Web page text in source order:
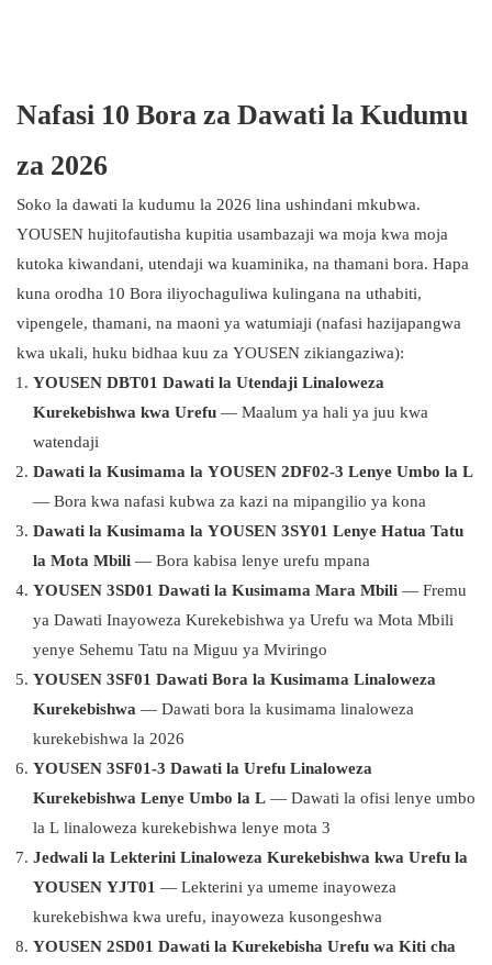
Nafasi 10 Bora za Dawati la Kudumu
za 2026
Soko la dawati la kudumu la 2026 lina ushindani mkubwa.
YOUSEN hujitofautisha kupitia usambazaji wa moja kwa moja
kutoka kiwandani, utendaji wa kuaminika, na thamani bora. Hapa
kuna orodha 10 Bora iliyochaguliwa kulingana na uthabiti,
vipengele, thamani, na maoni ya watumiaji (nafasi hazijapangwa
kwa ukali, huku bidhaa kuu za YOUSEN zikiangaziwa):
YOUSEN DBT01 Dawati la Utendaji Linaloweza
Kurekebishwa kwa Urefu — Maalum ya hali ya juu kwa
watendaji
Dawati la Kusimama la YOUSEN 2DF02-3 Lenye Umbo la L
— Bora kwa nafasi kubwa za kazi na mipangilio ya kona
Dawati la Kusimama la YOUSEN 3SY01 Lenye Hatua Tatu
la Mota Mbili — Bora kabisa lenye urefu mpana
YOUSEN 3SD01 Dawati la Kusimama Mara Mbili — Fremu
ya Dawati Inayoweza Kurekebishwa ya Urefu wa Mota Mbili
yenye Sehemu Tatu na Miguu ya Mviringo
YOUSEN 3SF01 Dawati Bora la Kusimama Linaloweza
Kurekebishwa — Dawati bora la kusimama linaloweza
kurekebishwa la 2026
YOUSEN 3SF01-3 Dawati la Urefu Linaloweza
Kurekebishwa Lenye Umbo la L — Dawati la ofisi lenye umbo
la L linaloweza kurekebishwa lenye mota 3
Jedwali la Lekterini Linaloweza Kurekebishwa kwa Urefu la
YOUSEN YJT01 — Lekterini ya umeme inayoweza
kurekebishwa kwa urefu, inayoweza kusongeshwa
YOUSEN 2SD01 Dawati la Kurekebisha Urefu wa Kiti cha